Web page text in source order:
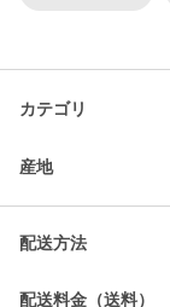
カテゴリ
産地
配送方法
配送料金（送料）